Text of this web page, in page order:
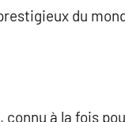
du
à la fois